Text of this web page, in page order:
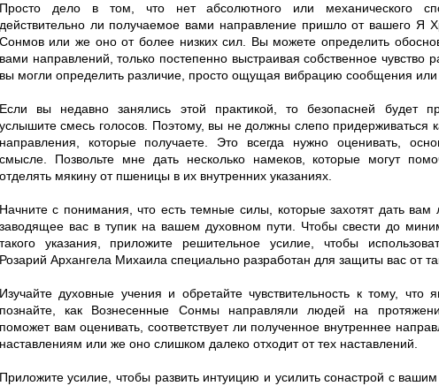
Просто дело в том, что нет абсолютного или механического
действительно ли получаемое вами направление пришло от вашего Я
Сонмов или же оно от более низких сил. Вы можете определить
вами направлений, только постепенно выстраивая собственное чувство
вы могли определить различие, просто ощущая вибрацию сообщения или
Если вы недавно занялись этой практикой, то безопасней будет
услышите смесь голосов. Поэтому, вы не должны слепо придерживаться
направления, которые получаете. Это всегда нужно оценивать,
смысле. Позвольте мне дать несколько намеков, которые могут
отделять мякину от пшеницы в их внутренних указаниях.
Начните с понимания, что есть темные силы, которые захотят дать вам
заводящее вас в тупик на вашем духовном пути. Чтобы свести до
такого указания, приложите решительное усилие, чтобы
Розарий Архангела Михаила специально разработан для защиты вас от
Изучайте духовные учения и обретайте чувствительность к тому, что
познайте, как Вознесенные Сонмы направляли людей на
поможет вам оценивать, соответствует ли полученное внутреннее
наставлениям или же оно слишком далеко отходит от тех наставлений.
Приложите усилие, чтобы развить интуицию и усилить сонастрой с